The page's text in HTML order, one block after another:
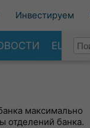
Инвестируем
ЕЩЕ
максимально
отделений банка.